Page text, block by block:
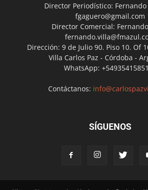
Director Periodístico: Fernando
fgaguero@gmail.com
Director Comercial:
Dirección: 9 de Julio 90. Piso 10. Of
Villa Carlos Paz - Córdoba -
WhatsApp:
Contáctanos:
SÍGUENOS